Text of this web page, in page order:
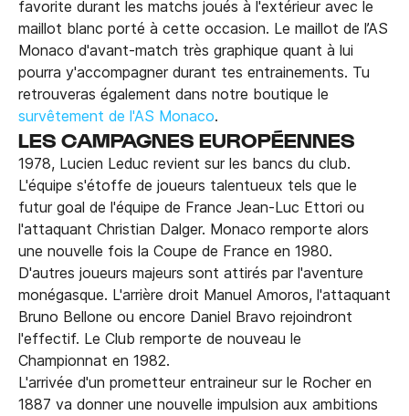
favorite durant les matchs joués à l'extérieur avec le
maillot blanc porté à cette occasion. Le maillot de l’AS
Monaco d'avant-match très graphique quant à lui
pourra y'accompagner durant tes entrainements. Tu
retrouveras également dans notre boutique le
survêtement de l'AS Monaco.
LES CAMPAGNES EUROPÉENNES
1978, Lucien Leduc revient sur les bancs du club.
L'équipe s'étoffe de joueurs talentueux tels que le
futur goal de l'équipe de France Jean-Luc Ettori ou
l'attaquant Christian Dalger. Monaco remporte alors
une nouvelle fois la Coupe de France en 1980.
D'autres joueurs majeurs sont attirés par l'aventure
monégasque. L'arrière droit Manuel Amoros, l'attaquant
Bruno Bellone ou encore Daniel Bravo rejoindront
l'effectif. Le Club remporte de nouveau le
Championnat en 1982.
L'arrivée d'un prometteur entraineur sur le Rocher en
1887 va donner une nouvelle impulsion aux ambitions